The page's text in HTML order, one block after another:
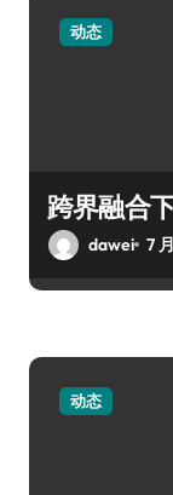
动态
跨界融合
dawei 7
动态